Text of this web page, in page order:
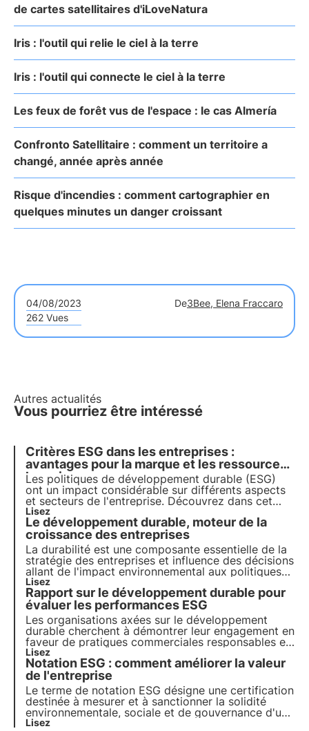
de cartes satellitaires d'iLoveNatura
Iris : l'outil qui relie le ciel à la terre
Iris : l'outil qui connecte le ciel à la terre
Les feux de forêt vus de l'espace : le cas Almería
Confronto Satellitaire : comment un territoire a
changé, année après année
Risque d'incendies : comment cartographier en
quelques minutes un danger croissant
04/08/2023 De3Bee, Elena Fraccaro
262 Vues
Autres actualités
Vous pourriez être intéressé
Critères ESG dans les entreprises :
avantages pour la marque et les ressources
humaines
Les politiques de développement durable (ESG)
ont un impact considérable sur différents aspects
et secteurs de l'entreprise. Découvrez dans cet
article quels sont les avantages spécifiques pour la
marque et quel est le rôle des ressources
humaines.
Lisez
Le développement durable, moteur de la
croissance des entreprises
La durabilité est une composante essentielle de la
stratégie des entreprises et influence des décisions
allant de l'impact environnemental aux politiques
sociales. Cet article explore le rôle de la durabilité
dans le paysage économique, en se référant aux
tendances émergentes parmi les consommateurs
et les entreprises italiennes.
Lisez
Rapport sur le développement durable pour
évaluer les performances ESG
Les organisations axées sur le développement
durable cherchent à démontrer leur engagement en
faveur de pratiques commerciales responsables et
transparentes. À cette fin, le rapport de
développement durable s'est avéré être un outil
essentiel pour évaluer et communiquer les
performances ESG d'une entreprise.
Lisez
Notation ESG : comment améliorer la valeur
de l'entreprise
Le terme de notation ESG désigne une certification
destinée à mesurer et à sanctionner la solidité
environnementale, sociale et de gouvernance d'une
entreprise. Dans cet article, nous verrons comment
Lisez